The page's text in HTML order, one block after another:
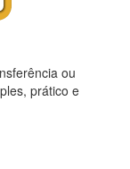
ou
prático e